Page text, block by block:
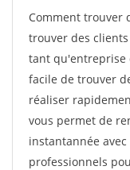
Comment trouver
trouver des
tant qu'entreprise
facile de trouver
réaliser
vous permet de
instantannée
professionnels